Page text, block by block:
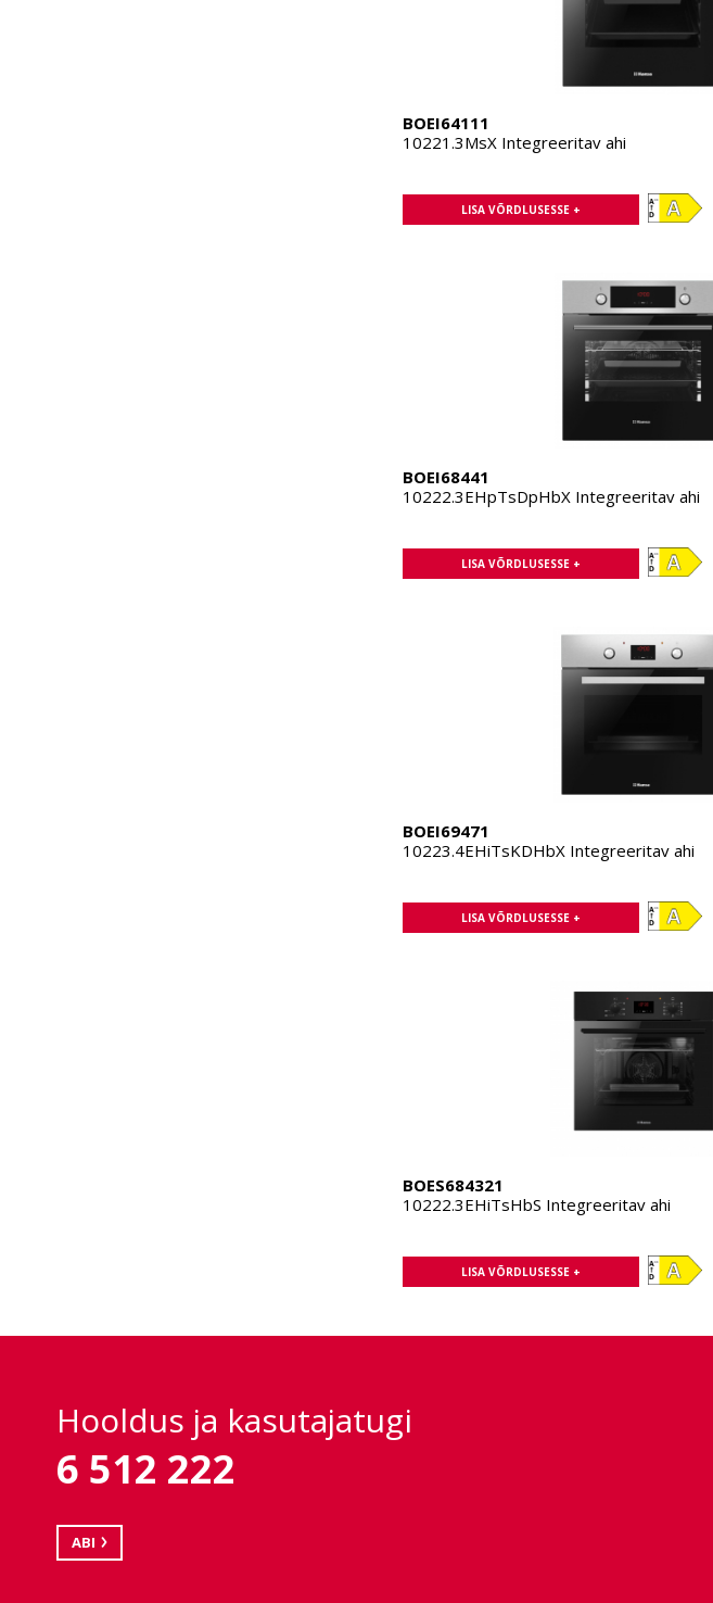
BOEI64111
10221.3MsX Integreeritav ahi
LISA VÕRDLUSESSE +
BOEI68441
10222.3EHpTsDpHbX Integreeritav ahi
LISA VÕRDLUSESSE +
BOEI69471
10223.4EHiTsKDHbX Integreeritav ahi
LISA VÕRDLUSESSE +
BOES684321
10222.3EHiTsHbS Integreeritav ahi
LISA VÕRDLUSESSE +
Hooldus ja kasutajatugi
6 512 222
ABI